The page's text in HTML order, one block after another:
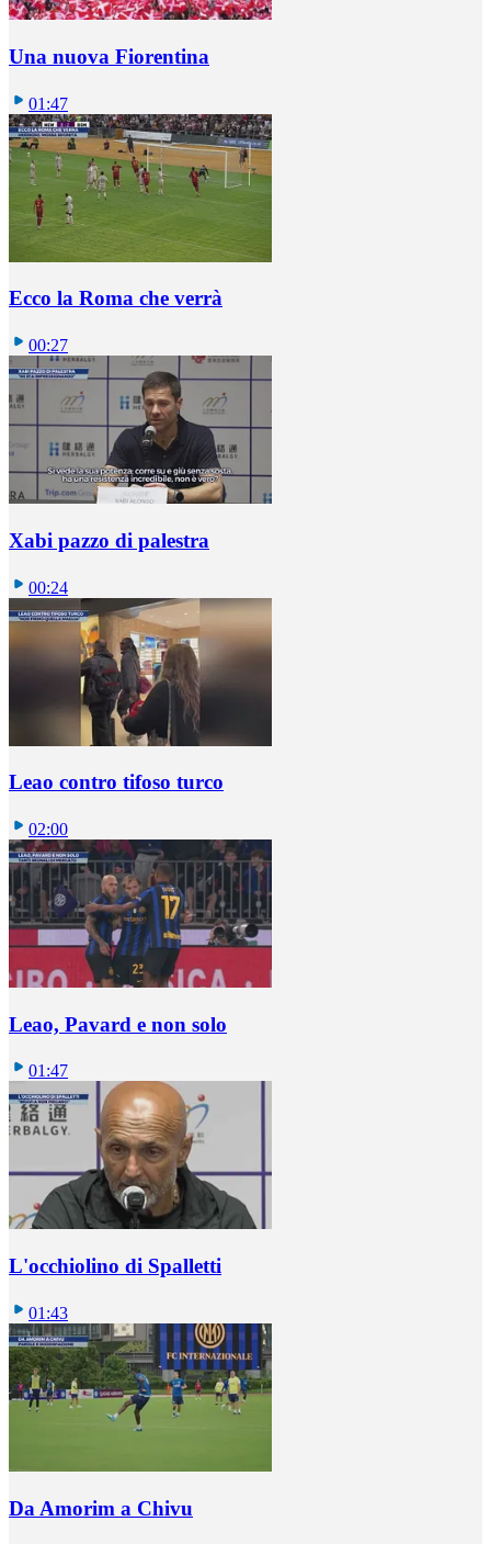
Una nuova Fiorentina
01:47
Ecco la Roma che verrà
00:27
Xabi pazzo di palestra
00:24
Leao contro tifoso turco
02:00
Leao, Pavard e non solo
01:47
L'occhiolino di Spalletti
01:43
Da Amorim a Chivu